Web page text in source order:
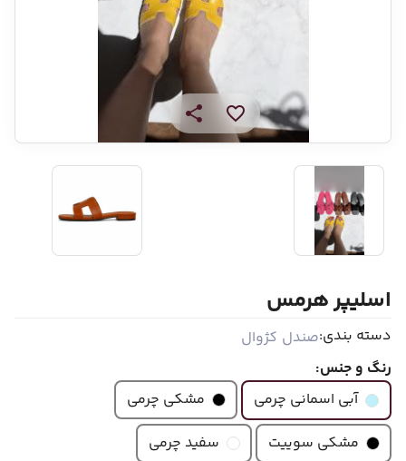
اسلیپر هرمس
دسته بندی:صندل کژوال
رنگ و جنس:
آبی اسمانی چرمی
مشکی چرمی
مشکی سوییت
سفید چرمی